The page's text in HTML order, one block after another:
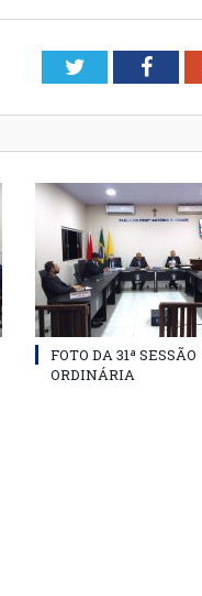
Twitter
FOTO DA 31ª SESSÃO
ORDINÁRIA